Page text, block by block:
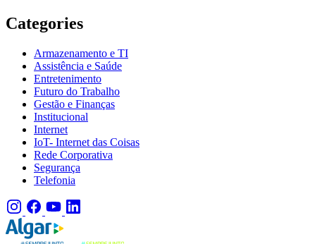
Categories
Armazenamento e TI
Assistência e Saúde
Entretenimento
Futuro do Trabalho
Gestão e Finanças
Institucional
Internet
IoT- Internet das Coisas
Rede Corporativa
Segurança
Telefonia